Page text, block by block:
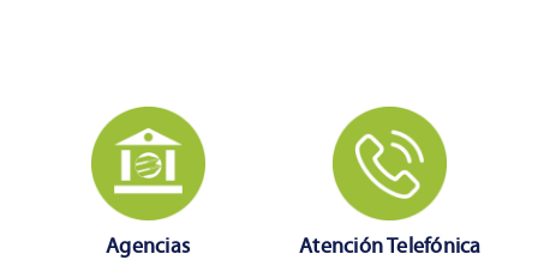
Agencias Atención Telefónica